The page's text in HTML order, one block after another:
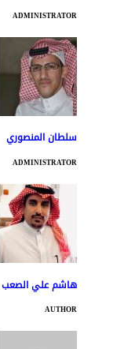
ADMINISTRATOR
سلطان المنصوري
ADMINISTRATOR
هاشم علي الصعب
AUTHOR